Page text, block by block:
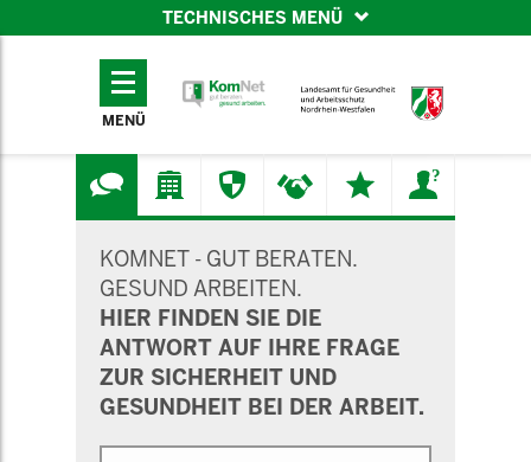
TECHNISCHES MENÜ
TECHNISCHES
MENÜ
KOMNET - GUT BERATEN.
GESUND ARBEITEN.
HIER FINDEN SIE DIE
ANTWORT AUF IHRE FRAGE
ZUR SICHERHEIT UND
GESUNDHEIT BEI DER ARBEIT.